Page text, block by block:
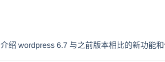
介绍 wordpress 6.7 与之前版本相比的新功能